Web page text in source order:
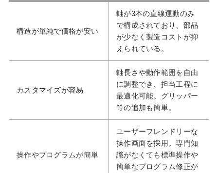
構造が単純で価格が安い
軸が3本の直線運動のみ
で構成されており、部品
が少なく製造コストが抑
えられている。
カスタマイズが容易
軸長さや動作範囲を自由
に調整でき、担当工程に
最適化可能。グリッパー
等の追加も簡単。
操作やプログラムが簡単
ユーザーフレンドリーな
操作画面を採用。専門知
識がなくても標準操作や
簡単なプログラム修正が